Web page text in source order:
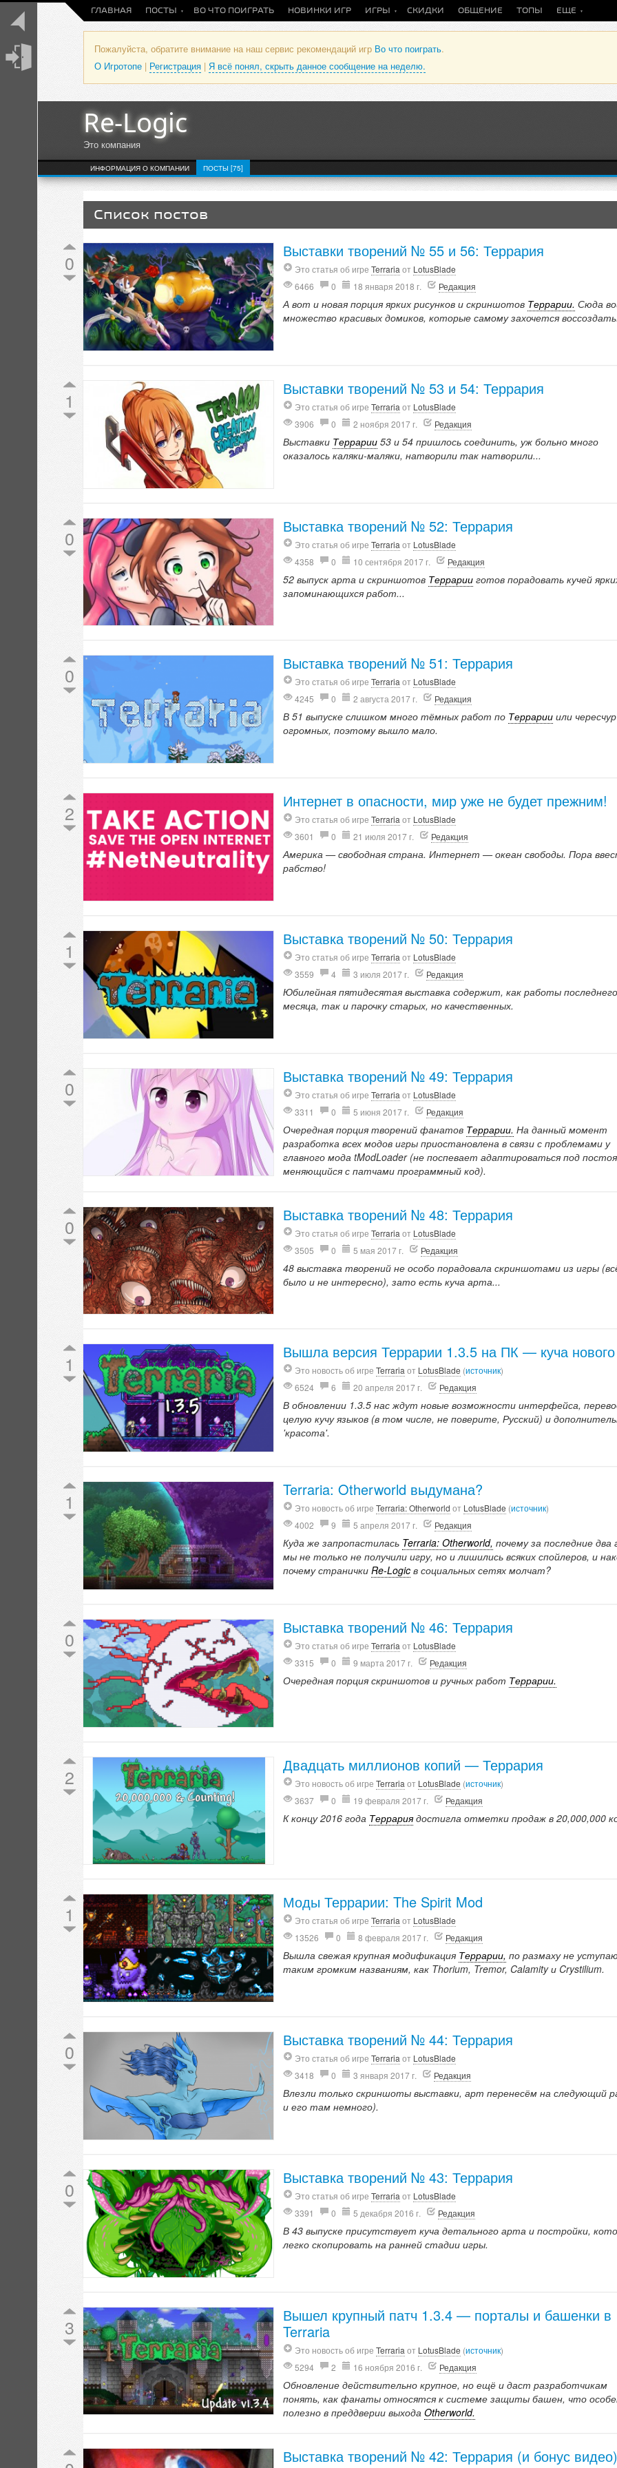
ГЛАВНАЯ ПОСТЫ ВО ЧТО ПОИГРАТЬ НОВИНКИ ИГР ИГРЫ СКИДКИ ОБЩЕНИЕ ТОПЫ ЕЩЕ
Пожалуйста, обратите внимание на наш сервис рекомендаций игр Во что поиграть.
О Игротопе | Регистрация | Я всё понял, скрыть данное сообщение на неделю.
Re-Logic
Это компания
ИНФОРМАЦИЯ О КОМПАНИИ ПОСТЫ [75]
Список постов
0 Выставки творений № 55 и 56: Террария
Это статья об игреTerraria от LotusBlade
6466
0 18 января 2018 г. Редакция
А вот и новая порция ярких рисунков и скриншотов Террарии. Сюда
множество красивых домиков, которые самому захочется
1 Выставки творений № 53 и 54: Террария
Это статья об игреTerraria от LotusBlade
3906
0 2 ноября 2017 г. Редакция
Выставки Террарии 53 и 54 пришлось соединить, уж больно много
оказалось каляки-маляки, натворили так натворили...
0 Выставка творений № 52: Террария
Это статья об игреTerraria от LotusBlade
4358
0 10 сентября 2017 г. Редакция
52 выпуск арта и скриншотов Террарии готов порадовать кучей
запоминающихся работ...
0 Выставка творений № 51: Террария
Это статья об игреTerraria от LotusBlade
4245
0 2 августа 2017 г. Редакция
В 51 выпуске слишком много тёмных работ по Террарии или чересчур
огромных, поэтому вышло мало.
2 Интернет в опасности, мир уже не будет прежним!
Это статья об игреTerraria от LotusBlade
3601
0 21 июля 2017 г. Редакция
Америка — свободная страна. Интернет — океан свободы. Пора
рабство!
1 Выставка творений № 50: Террария
Это статья об игреTerraria от LotusBlade
3559
4 3 июля 2017 г. Редакция
Юбилейная пятидесятая выставка содержит, как работы
месяца, так и парочку старых, но качественных.
0 Выставка творений № 49: Террария
Это статья об игреTerraria от LotusBlade
3311
0 5 июня 2017 г. Редакция
Очередная порция творений фанатов Террарии. На данный момент
разработка всех модов игры приостановлена в связи с проблемами у
главного мода tModLoader (не поспевает адаптироваться под
меняющийся с патчами программный код).
0 Выставка творений № 48: Террария
Это статья об игреTerraria от LotusBlade
3505
0 5 мая 2017 г. Редакция
48 выставка творений не особо порадовала скриншотами из игры
было и не интересно), зато есть куча арта...
1 Вышла версия Террарии 1.3.5 на ПК — куча нового
Это новость об игреTerraria от LotusBlade (источник)
6524
6 20 апреля 2017 г. Редакция
В обновлении 1.3.5 нас ждут новые возможности интерфейса,
целую кучу языков (в том числе, не поверите, Русский) и
'красота'.
1 Terraria: Otherworld выдумана?
Это новость об игреTerraria: Otherworld от LotusBlade (источник)
4002
9 5 апреля 2017 г. Редакция
Куда же запропастилась Terraria: Otherworld, почему за последние два
мы не только не получили игру, но и лишились всяких спойлеров, и
почему страничкиRe-Logic в социальных сетях молчат?
0 Выставка творений № 46: Террария
Это статья об игреTerraria от LotusBlade
3315
0 9 марта 2017 г. Редакция
Очередная порция скриншотов и ручных работ Террарии.
2 Двадцать миллионов копий — Террария
Это новость об игреTerraria от LotusBlade (источник)
3637
0 19 февраля 2017 г. Редакция
К концу 2016 года Террариядостигла отметки продаж в 20,000,000
1 Моды Террарии: The Spirit Mod
Это статья об игреTerraria от LotusBlade
13526
0 8 февраля 2017 г. Редакция
Вышла свежая крупная модификация Террарии, по размаху не
таким громким названиям, как Thorium, Tremor, Calamity и Crystilium.
0 Выставка творений № 44: Террария
Это статья об игреTerraria от LotusBlade
3418
0 3 января 2017 г. Редакция
Влезли только скриншоты выставки, арт перенесём на следующий
и его там немного).
0 Выставка творений № 43: Террария
Это статья об игреTerraria от LotusBlade
3391
0 5 декабря 2016 г. Редакция
В 43 выпуске присутствует куча детального арта и постройки,
легко скопировать на ранней стадии игры.
3
Вышел крупный патч 1.3.4 — порталы и башенки в
Terraria
Это новость об игреTerraria от LotusBlade (источник)
5294
2 16 ноября 2016 г. Редакция
Обновление действительно крупное, но ещё и даст разработчикам
понять, как фанаты относятся к системе защиты башен, что
полезно в преддверии выходаOtherworld.
Выставка творений № 42: Террария (и бонус